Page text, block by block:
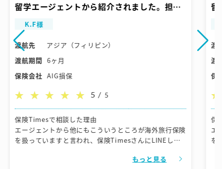
留学エージェントから紹介されました。担当
者の熱意、やり取りのスムーズさが良かった
です。
K.F様
渡航先
アジア（フィリピン）
渡航期間 6ヶ月
保険会社 AIG損保
5 / 5
保険Timesで相談した理由
エージェントから他にもこういうところが海外旅行保険
を扱っていますと言われ、保険TimesさんにLINEした
てくれたので、ここで決めようと始めに思いました
もっと見る
留
渡
渡
保
保
エ
を